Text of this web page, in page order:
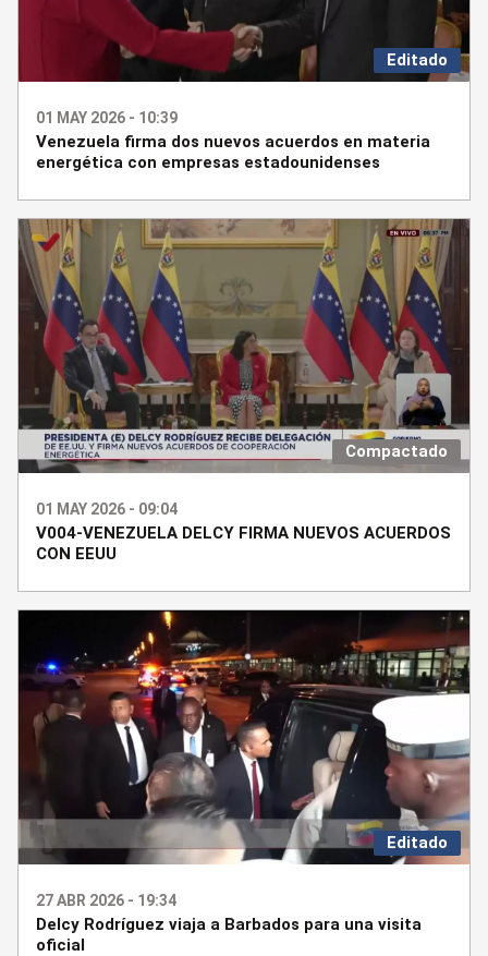
Editado
01 MAY 2026 - 10:39
Venezuela firma dos nuevos acuerdos en materia
energética con empresas estadounidenses
Compactado
01 MAY 2026 - 09:04
V004-VENEZUELA DELCY FIRMA NUEVOS ACUERDOS
CON EEUU
Editado
27 ABR 2026 - 19:34
Delcy Rodríguez viaja a Barbados para una visita
oficial